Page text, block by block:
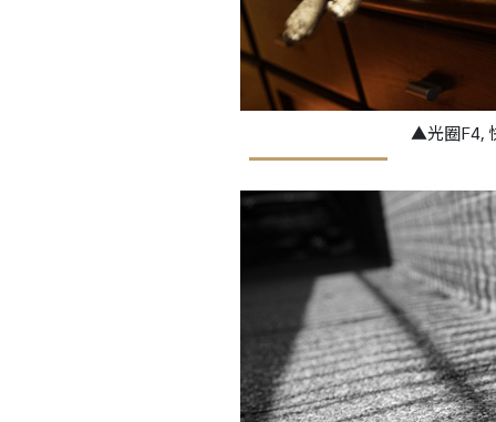
▲光圈F4,